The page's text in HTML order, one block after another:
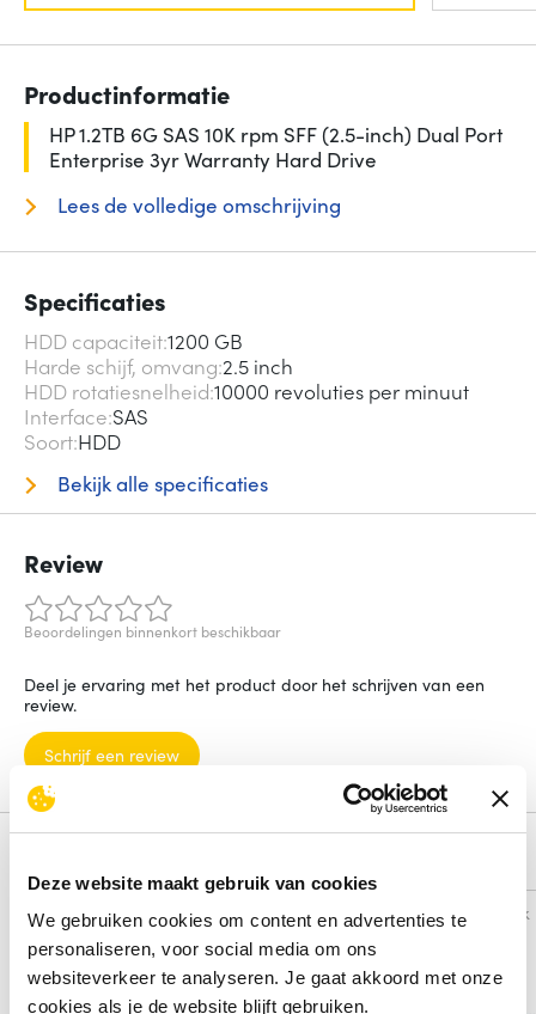
Deze website maakt gebruik van cookies
We gebruiken cookies om content en advertenties te
personaliseren, voor social media om ons
websiteverkeer te analyseren. Je gaat akkoord met onze
cookies als je de website blijft gebruiken.
Productinformatie
HP 1.2TB 6G SAS 10K rpm SFF (2.5-inch) Dual Port
Enterprise 3yr Warranty Hard Drive
Lees de volledige omschrijving
Specificaties
HDD capaciteit1200 GB
Harde schijf, omvang 2.5 inch
HDD rotatiesnelheid 10000 revoluties per minuut
Interface SAS
Soort HDD
Bekijk alle specificaties
Review
Beoordelingen binnenkort beschikbaar
Deel je ervaring met het product door het schrijven van een
review.
Schrijf een review
Vergelijk Vergelijk